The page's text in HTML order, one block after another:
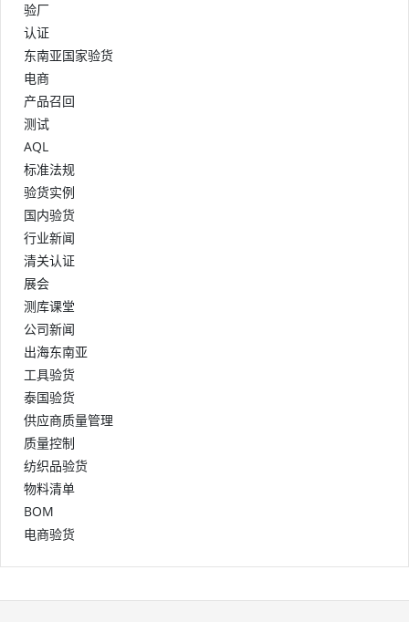
验厂
认证
东南亚国家验货
电商
产品召回
测试
AQL
标准法规
验货实例
国内验货
行业新闻
清关认证
展会
测库课堂
公司新闻
出海东南亚
工具验货
泰国验货
供应商质量管理
质量控制
纺织品验货
物料清单
BOM
电商验货